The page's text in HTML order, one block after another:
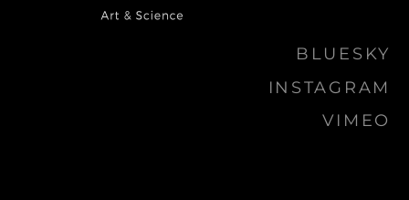
BLUESKY
INSTAGRAM
VIMEO